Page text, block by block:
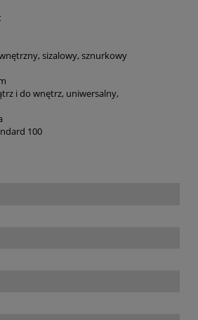
sizalowy, sznurkowy
i do wnętrz, uniwersalny,
100